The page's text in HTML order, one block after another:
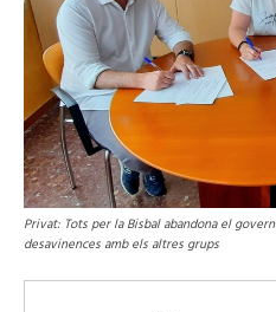
Privat: Tots per la Bisbal abandona el
desavinences amb els altres grups